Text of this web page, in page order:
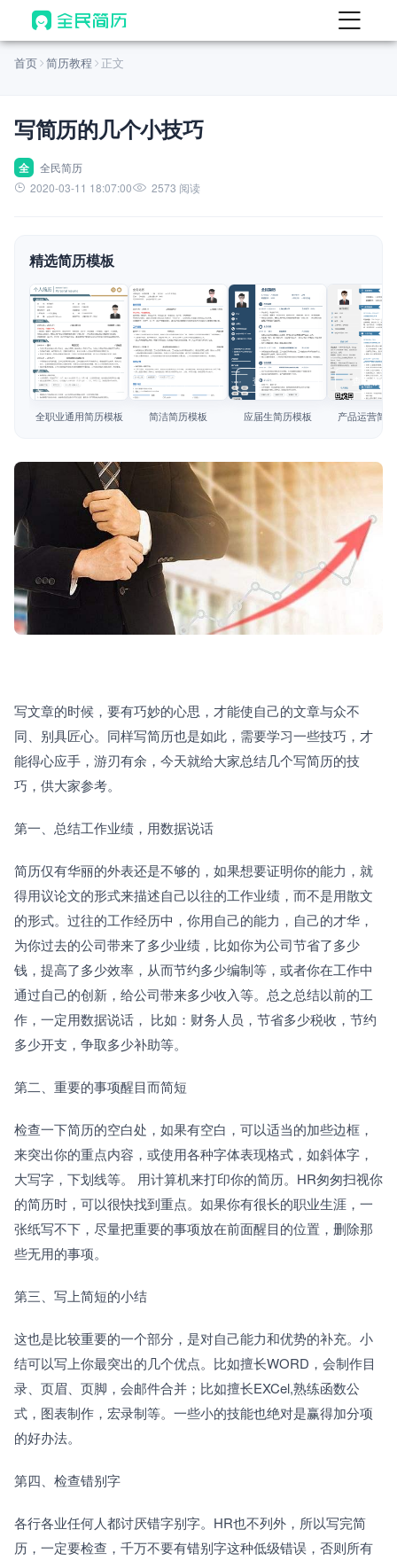
首页
AI 生成简历
AI 优化简历
AI 翻译简历
AI 模拟面试
面试自我介绍
AI 职场工具 New
简历模板
简历教程
首页 简历教程 正文
写简历的几个小技巧
全
全民简历
2020-03-11 18:07:00
2573 阅读
精选简历模板
查看模板
全职业通用简历模板
查看模板
简洁简历模板
查看模板
应届生简历模板
查看模板
产品运营简
写文章的时候，要有巧妙的心思，才能使自己的文章与众不
同、别具匠心。同样写简历也是如此，需要学习一些技巧，才
能得心应手，游刃有余，今天就给大家总结几个写简历的技
巧，供大家参考。
第一、总结工作业绩，用数据说话
简历仅有华丽的外表还是不够的，如果想要证明你的能力，就
得用议论文的形式来描述自己以往的工作业绩，而不是用散文
的形式。过往的工作经历中，你用自己的能力，自己的才华，
为你过去的公司带来了多少业绩，比如你为公司节省了多少
钱，提高了多少效率，从而节约多少编制等，或者你在工作中
通过自己的创新，给公司带来多少收入等。总之总结以前的工
作，一定用数据说话， 比如：财务人员，节省多少税收，节约
多少开支，争取多少补助等。
第二、重要的事项醒目而简短
检查一下简历的空白处，如果有空白，可以适当的加些边框，
来突出你的重点内容，或使用各种字体表现格式，如斜体字，
大写字，下划线等。 用计算机来打印你的简历。HR匆匆扫视你
的简历时，可以很快找到重点。如果你有很长的职业生涯，一
张纸写不下，尽量把重要的事项放在前面醒目的位置，删除那
些无用的事项。
第三、写上简短的小结
这也是比较重要的一个部分，是对自己能力和优势的补充。小
结可以写上你最突出的几个优点。比如擅长WORD，会制作目
录、页眉、页脚，会邮件合并；比如擅长EXCel,熟练函数公
式，图表制作，宏录制等。一些小的技能也绝对是赢得加分项
的好办法。
第四、检查错别字
各行各业任何人都讨厌错字别字。HR也不列外，所以写完简
历，一定要检查，千万不要有错别字这种低级错误，否则所有